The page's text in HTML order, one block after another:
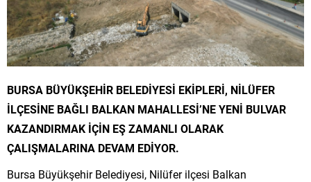
BURSA BÜYÜKŞEHİR BELEDİYESİ EKİPLERİ, NİLÜFER
İLÇESİNE BAĞLI BALKAN MAHALLESİ’NE YENİ BULVAR
KAZANDIRMAK İÇİN EŞ ZAMANLI OLARAK
ÇALIŞMALARINA DEVAM EDİYOR.
Bursa Büyükşehir Belediyesi, Nilüfer ilçesi Balkan